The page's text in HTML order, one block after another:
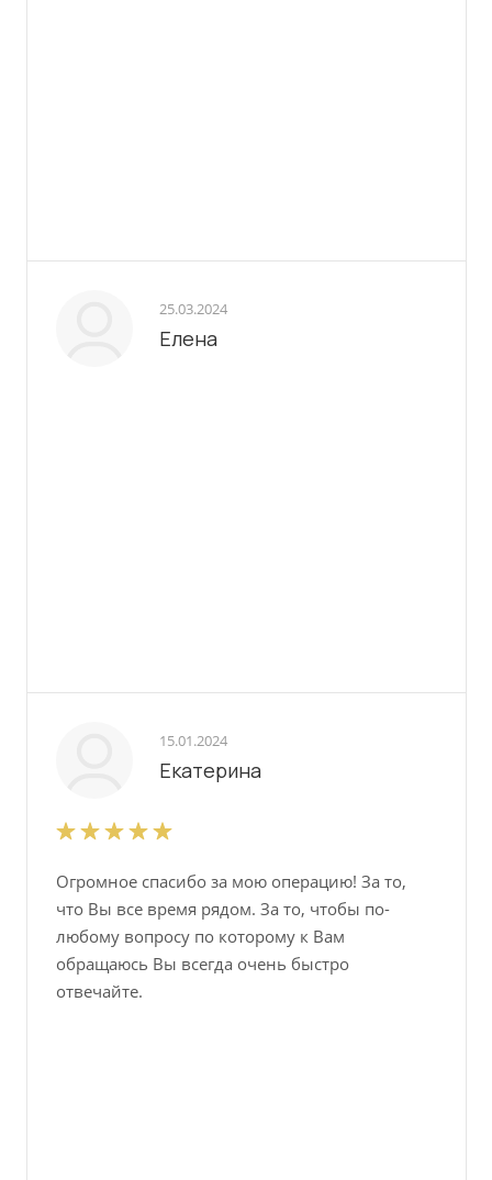
25.03.2024
Елена
15.01.2024
Екатерина
Огромное спасибо за мою операцию! За то,
что Вы все время рядом. За то, чтобы по-
любому вопросу по которому к Вам
обращаюсь Вы всегда очень быстро
отвечайте.